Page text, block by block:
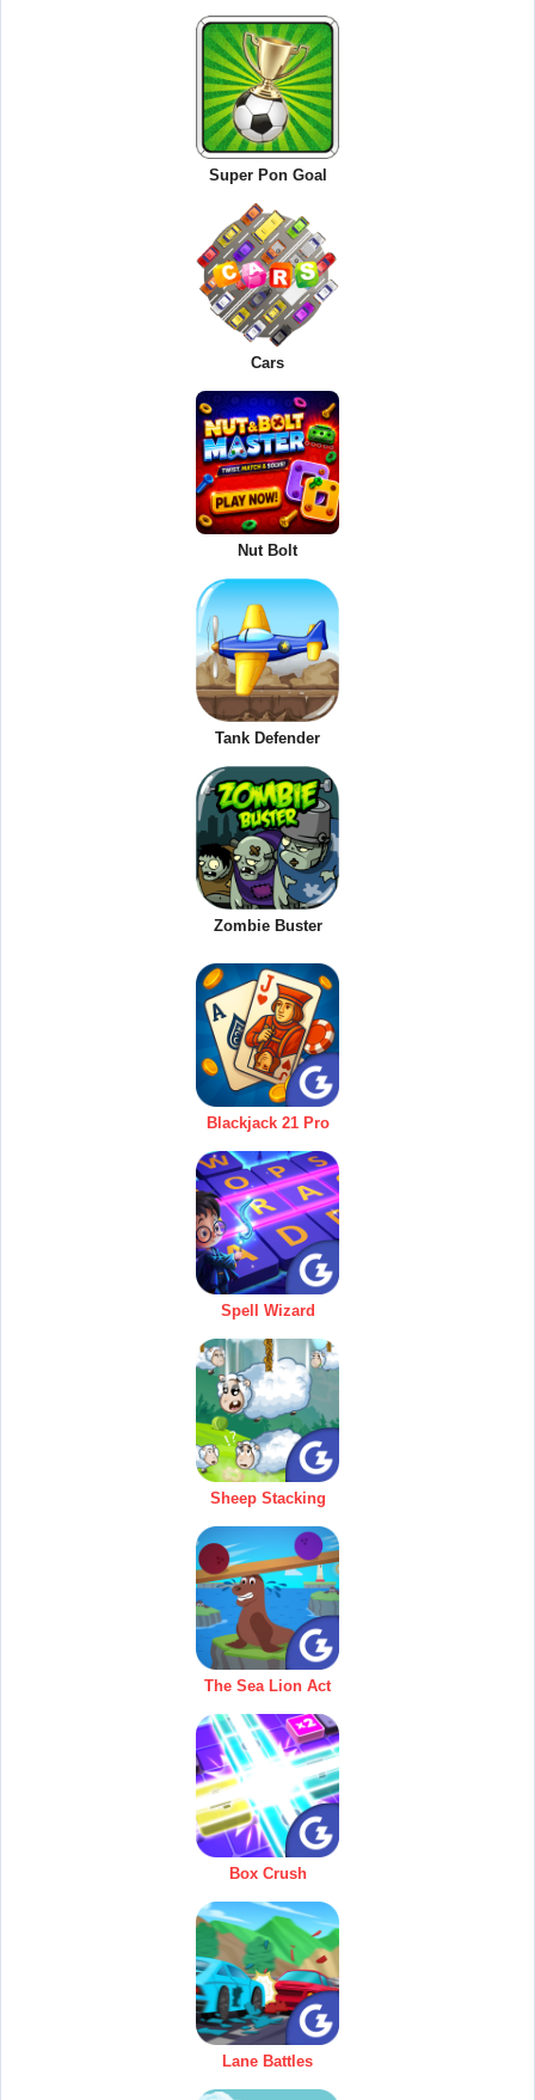
Super Pon Goal
Cars
Nut Bolt
Tank Defender
Zombie Buster
Blackjack 21 Pro
Spell Wizard
Sheep Stacking
The Sea Lion Act
Box Crush
Lane Battles